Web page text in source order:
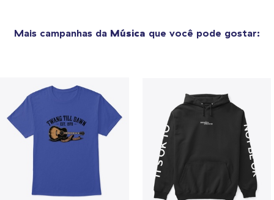
Mais campanhas da Música que você pode gostar: